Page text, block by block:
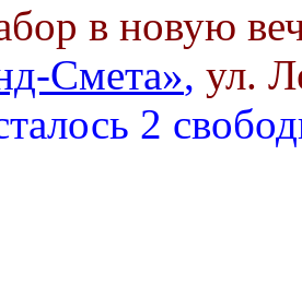
в новую
Смета», ул.
2